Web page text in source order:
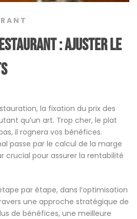
: ajuster le
la fixation du prix des
qu’un art. Trop cher, le plat
il rognera vos bénéfices.
passe par le calcul de la marge
crucial pour assurer la rentabilité
par étape, dans l’optimisation
une approche stratégique de
de bénéfices, une meilleure